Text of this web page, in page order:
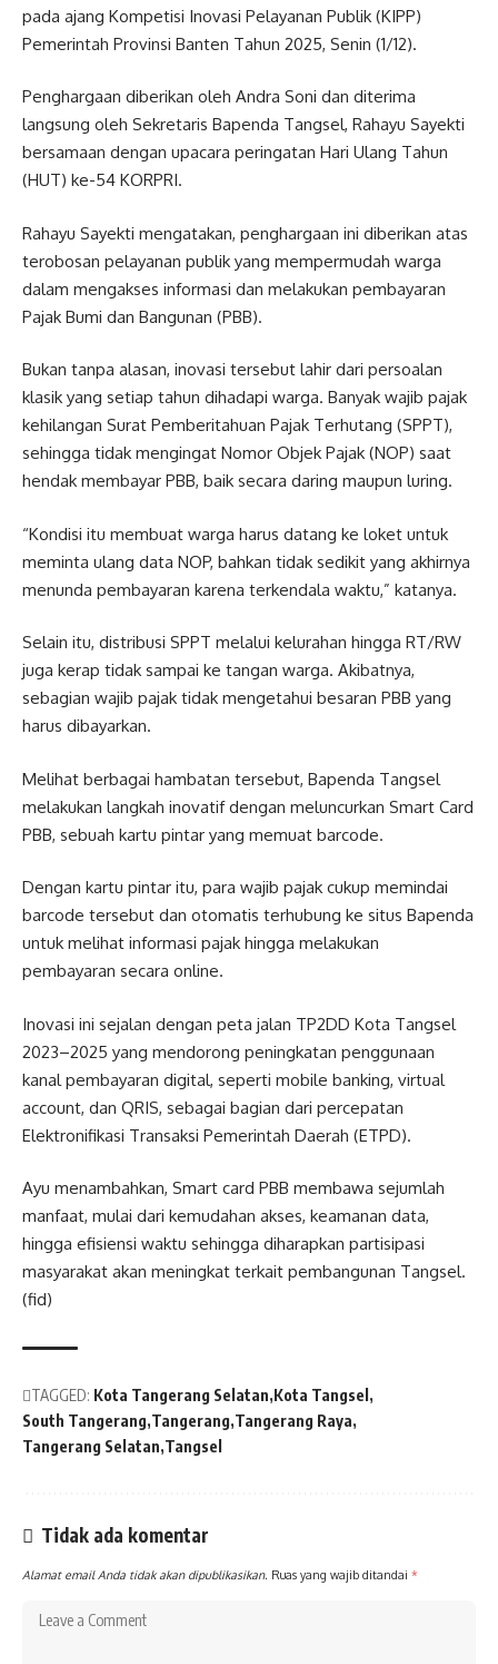
pada ajang Kompetisi Inovasi Pelayanan Publik (KIPP)
Pemerintah Provinsi Banten Tahun 2025, Senin (1/12).
Penghargaan diberikan oleh Andra Soni dan diterima
langsung oleh Sekretaris Bapenda Tangsel, Rahayu Sayekti
bersamaan dengan upacara peringatan Hari Ulang Tahun
(HUT) ke-54 KORPRI.
Rahayu Sayekti mengatakan, penghargaan ini diberikan atas
terobosan pelayanan publik yang mempermudah warga
dalam mengakses informasi dan melakukan pembayaran
Pajak Bumi dan Bangunan (PBB).
Bukan tanpa alasan, inovasi tersebut lahir dari persoalan
klasik yang setiap tahun dihadapi warga. Banyak wajib pajak
kehilangan Surat Pemberitahuan Pajak Terhutang (SPPT),
sehingga tidak mengingat Nomor Objek Pajak (NOP) saat
hendak membayar PBB, baik secara daring maupun luring.
“Kondisi itu membuat warga harus datang ke loket untuk
meminta ulang data NOP, bahkan tidak sedikit yang akhirnya
menunda pembayaran karena terkendala waktu,” katanya.
Selain itu, distribusi SPPT melalui kelurahan hingga RT/RW
juga kerap tidak sampai ke tangan warga. Akibatnya,
sebagian wajib pajak tidak mengetahui besaran PBB yang
harus dibayarkan.
Melihat berbagai hambatan tersebut, Bapenda Tangsel
melakukan langkah inovatif dengan meluncurkan Smart Card
PBB, sebuah kartu pintar yang memuat barcode.
Dengan kartu pintar itu, para wajib pajak cukup memindai
barcode tersebut dan otomatis terhubung ke situs Bapenda
untuk melihat informasi pajak hingga melakukan
pembayaran secara online.
Inovasi ini sejalan dengan peta jalan TP2DD Kota Tangsel
2023–2025 yang mendorong peningkatan penggunaan
kanal pembayaran digital, seperti mobile banking, virtual
account, dan QRIS, sebagai bagian dari percepatan
Elektronifikasi Transaksi Pemerintah Daerah (ETPD).
Ayu menambahkan, Smart card PBB membawa sejumlah
manfaat, mulai dari kemudahan akses, keamanan data,
hingga efisiensi waktu sehingga diharapkan partisipasi
masyarakat akan meningkat terkait pembangunan Tangsel.
(fid)
TAGGED: Kota Tangerang Selatan Kota Tangsel
South Tangerang Tangerang Tangerang Raya
Tangerang Selatan Tangsel
Tidak ada komentar
Alamat email Anda tidak akan dipublikasikan. Ruas yang wajib ditandai *